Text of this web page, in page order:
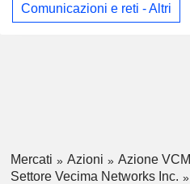
Comunicazioni e reti - Altri
Mercati Azioni
Azione VCM
Settore Vecima Networks Inc.